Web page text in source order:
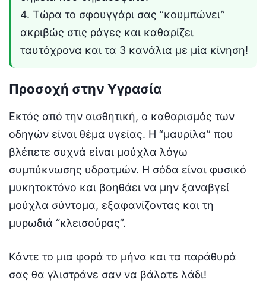
4. Τώρα το σφουγγάρι σας “κουμπώνει”
ακριβώς στις ράγες και καθαρίζει
ταυτόχρονα και τα 3 κανάλια με μία κίνηση!
Προσοχή στην Υγρασία
Εκτός από την αισθητική, ο καθαρισμός των
οδηγών είναι θέμα υγείας. Η “μαυρίλα” που
βλέπετε συχνά είναι μούχλα λόγω
συμπύκνωσης υδρατμών. Η σόδα είναι φυσικό
μυκητοκτόνο και βοηθάει να μην ξαναβγεί
μούχλα σύντομα, εξαφανίζοντας και τη
μυρωδιά “κλεισούρας”.
Κάντε το μια φορά το μήνα και τα παράθυρά
σας θα γλιστράνε σαν να βάλατε λάδι!